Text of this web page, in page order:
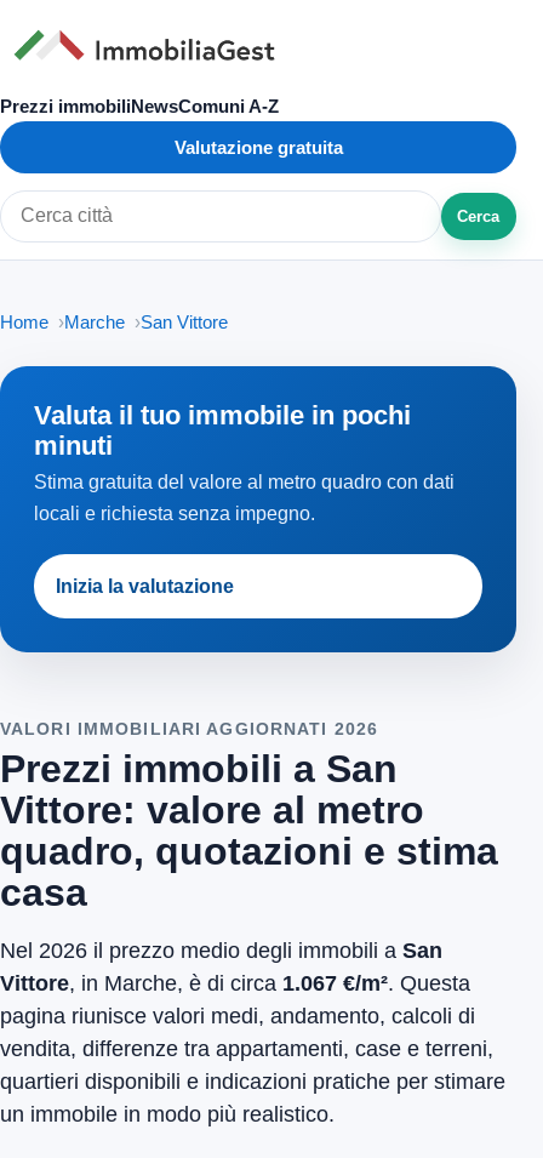
Prezzi immobiliNewsComuni A-Z
Valutazione gratuita
Cerca città o zona
Cerca
Home Marche San Vittore
Valuta il tuo immobile in pochi
minuti
Stima gratuita del valore al metro quadro con dati
locali e richiesta senza impegno.
Inizia la valutazione
VALORI IMMOBILIARI AGGIORNATI 2026
Prezzi immobili a San
Vittore: valore al metro
quadro, quotazioni e stima
casa
Nel 2026 il prezzo medio degli immobili a San
Vittore, in Marche, è di circa 1.067 €/m². Questa
pagina riunisce valori medi, andamento, calcoli di
vendita, differenze tra appartamenti, case e terreni,
quartieri disponibili e indicazioni pratiche per stimare
un immobile in modo più realistico.